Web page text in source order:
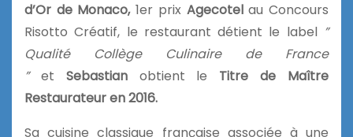
d’Or de Monaco,1er prix Agecotelau Concours
Risotto Créatif, le restaurant détient le label ”
Qualité Collège Culinaire de France
”et Sebastianobtient le Titre de Maître
Restaurateur en 2016.
Sa cuisine classique française associée à une